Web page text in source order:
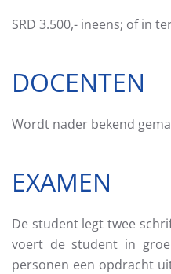
SRD 3.500,- ineens; of in
DOCENTEN
Wordt nader bekend
EXAMEN
De student legt twee
voert de student in
personen een opdracht